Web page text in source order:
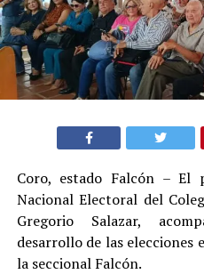
Coro, estado Falcón – El
Nacional Electoral del
Gregorio Salazar,
desarrollo de las
la seccional Falcón.